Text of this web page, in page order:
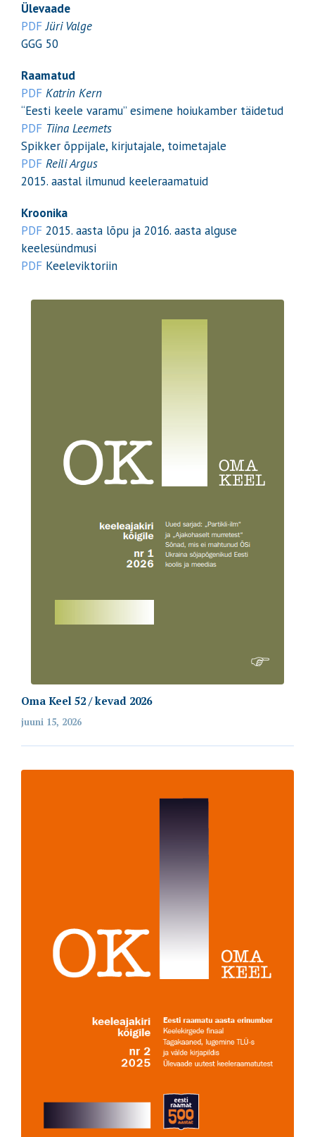
Ülevaade
PDF Jüri Valge
GGG 50
Raamatud
PDF Katrin Kern
“Eesti keele varamu” esimene hoiukamber täidetud
PDF Tiina Leemets
Spikker õppijale, kirjutajale, toimetajale
PDF Reili Argus
2015. aastal ilmunud keeleraamatuid
Kroonika
PDF 2015. aasta lõpu ja 2016. aasta alguse
keelesündmusi
PDF Keeleviktoriin
Oma Keel 52 / kevad 2026
juuni 15, 2026